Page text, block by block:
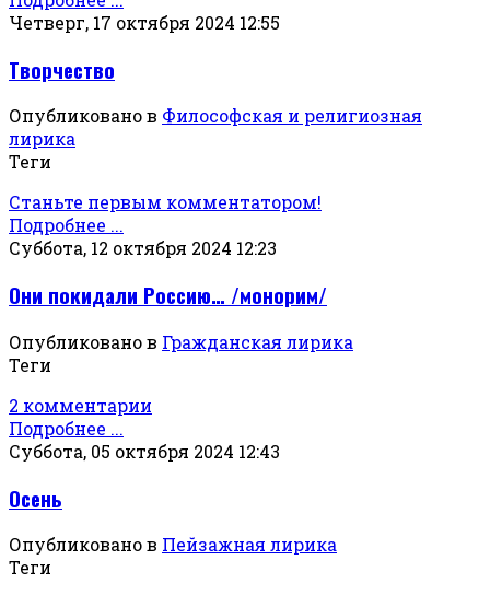
Четверг, 17 октября 2024 12:55
Творчество
Опубликовано в Философская и религиозная
лирика
Теги
Станьте первым комментатором!
Подробнее ...
Суббота, 12 октября 2024 12:23
Они покидали Россию… /монорим/
Опубликовано в Гражданская лирика
Теги
2 комментарии
Подробнее ...
Суббота, 05 октября 2024 12:43
Осень
Опубликовано в Пейзажная лирика
Теги